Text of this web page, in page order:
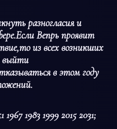
разногласия и
Вепрь проявит
из всех возникших
выйти
в этом году
1967 1983 1999 2015 2031;